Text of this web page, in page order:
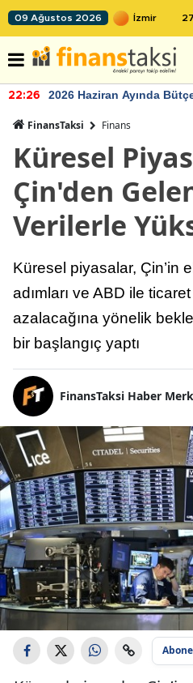
09 Ağustos 2026 27
22:26 2026 Haziran Ayında
FinansTaksi Finans
Küresel
Çin'den
Verilerle
Küresel piyasalar, Çin’in
adımları ve ABD ile
azalacağına yönelik
bir başlangıç yaptı
FinansTaksi Haber